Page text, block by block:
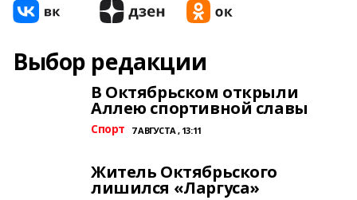
Выбор редакции
В Октябрьском открыли
Аллею спортивной славы
Спорт 7 АВГУСТА , 13:11
Житель Октябрьского
лишился «Ларгуса»